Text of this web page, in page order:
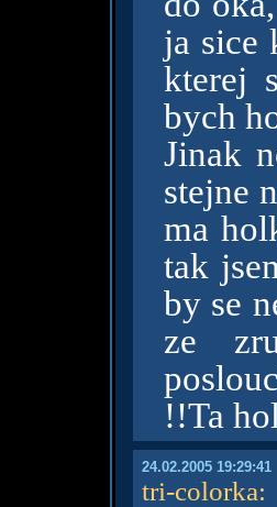
ja sice
kterej
bych
Jinak
stejne
ma
tak
by se
ze
!!Ta
24.02.2005 19:29:41
tri-colorka: